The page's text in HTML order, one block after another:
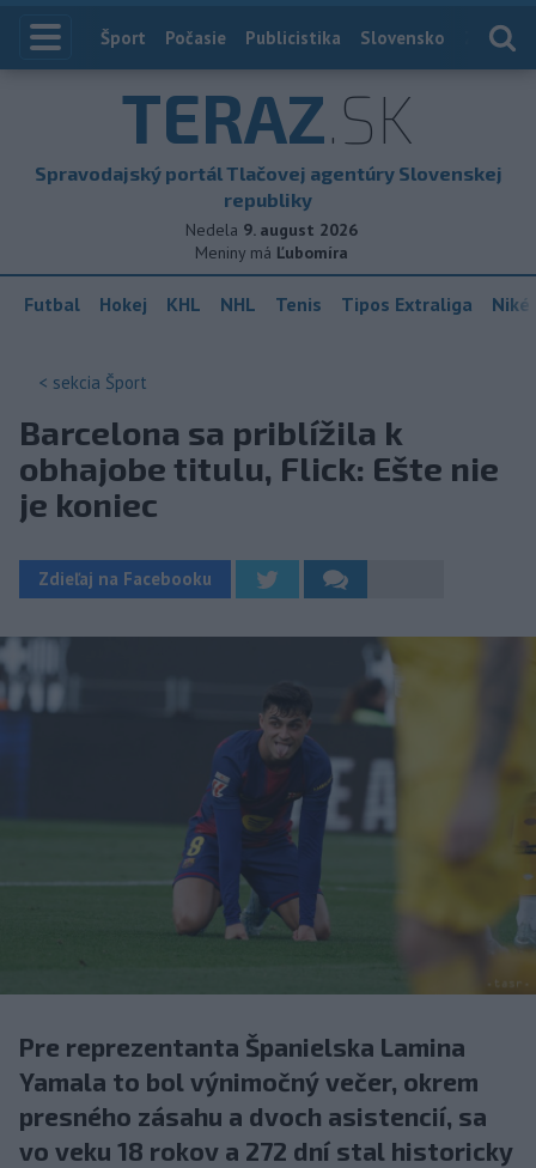
Index
Šport Počasie Publicistika Slovensko
TERAZ.SK
Spravodajský portál Tlačovej agentúry Slovenskej
republiky
Nedela 9. august 2026
Meniny má Ľubomíra
Futbal Hokej KHL NHL Tenis Tipos Extraliga
< sekcia Šport
Barcelona sa priblížila k
obhajobe titulu, Flick: Ešte nie
je koniec
Zdieľaj na Facebooku
Pre reprezentanta Španielska Lamina
Yamala to bol výnimočný večer, okrem
presného zásahu a dvoch asistencií, sa
vo veku 18 rokov a 272 dní stal historicky